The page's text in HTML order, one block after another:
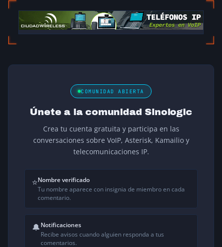
COMUNIDAD ABIERTA
Únete a la comunidad Sinologic
Crea tu cuenta gratuita y participa en las
conversaciones sobre VoIP, Asterisk, Kamailio y
telecomunicaciones IP.
⭐Nombre verificado
Tu nombre aparece con insignia de miembro en cada
comentario.
🔔Notificaciones
Recibe avisos cuando alguien responda a tus
comentarios.